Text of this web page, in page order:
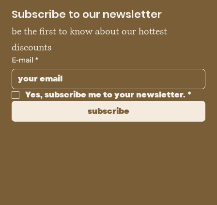
Subscribe to our newsletter
be the first to know about our hottest
discounts
E-mail *
Yes, subscribe me to your newsletter. *
subscribe